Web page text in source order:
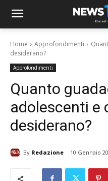
Home Approfondimenti
desiderano?
Approfondimenti
Quanto
adolescenti e
desiderano?
By Redazione 10 Gennaio